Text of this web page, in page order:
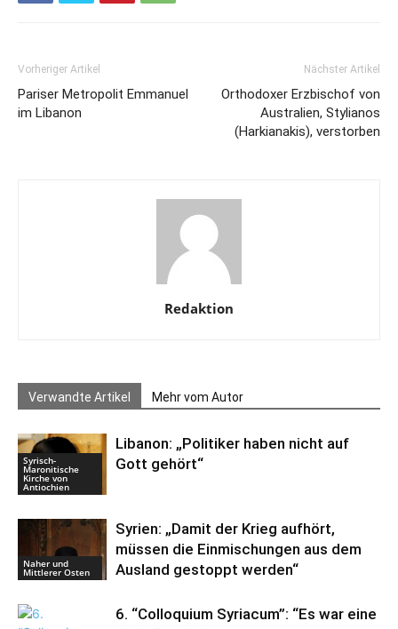
Vorheriger Artikel
Pariser Metropolit Emmanuel
im Libanon
Nächster Artikel
Orthodoxer Erzbischof von
Australien, Stylianos
(Harkianakis), verstorben
Redaktion
Verwandte Artikel Mehr vom Autor
Syrisch-
Maronitische
Kirche von
Antiochien
Libanon: „Politiker haben nicht auf
Gott gehört“
Naher und
Mittlerer Osten
Syrien: „Damit der Krieg aufhört,
müssen die Einmischungen aus dem
Ausland gestoppt werden“
6. “Colloquium Syriacum”: “Es war eine